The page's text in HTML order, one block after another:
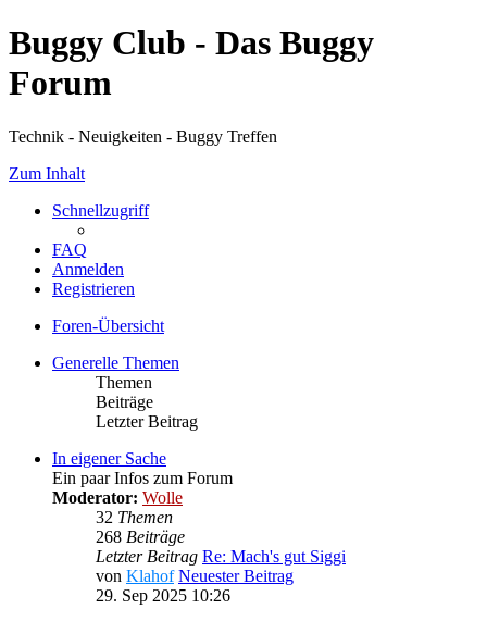
Buggy Club - Das Buggy
Forum
Technik - Neuigkeiten - Buggy Treffen
Zum Inhalt
Schnellzugriff
FAQ
Anmelden
Registrieren
Foren-Übersicht
Generelle Themen
Themen
Beiträge
Letzter Beitrag
In eigener Sache
Ein paar Infos zum Forum
Moderator: Wolle
32 Themen
268 Beiträge
Letzter Beitrag Re: Mach's gut Siggi
von Klahof Neuester Beitrag
29. Sep 2025 10:26